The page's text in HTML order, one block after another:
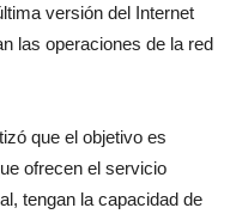
versión del Internet
las operaciones de la red
que el objetivo es
ofrecen el servicio
tengan la capacidad de